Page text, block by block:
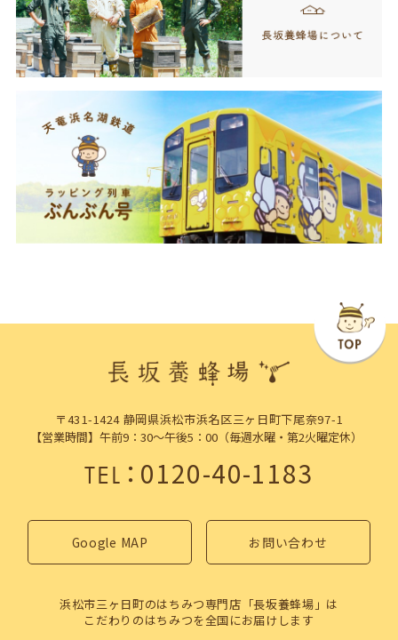
〒431-1424 静岡県浜松市浜名区三ヶ日町下尾奈97-1
【営業時間】午前9：30～午後5：00（毎週水曜・第2火曜定休）
TEL：0120-40-1183
Google MAP お問い合わせ
浜松市三ヶ日町のはちみつ専門店「長坂養蜂場」は
こだわりのはちみつを全国にお届けします